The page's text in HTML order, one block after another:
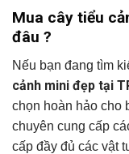
Mua cây tiểu
đâu ?
Nếu bạn đang tìm
cảnh mini đẹp tại
chọn hoàn hảo cho
chuyên cung cấp
cấp đầy đủ các vật